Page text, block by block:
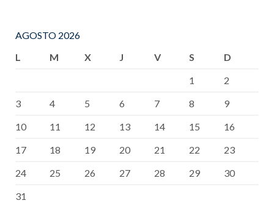
AGOSTO 2026
L
M X J V S
D
1
2
3
4 5 6 7 8
9
10
11 12 13 14 15
16
17
18 19 20 21 22
23
24
25 26 27 28 29
30
31